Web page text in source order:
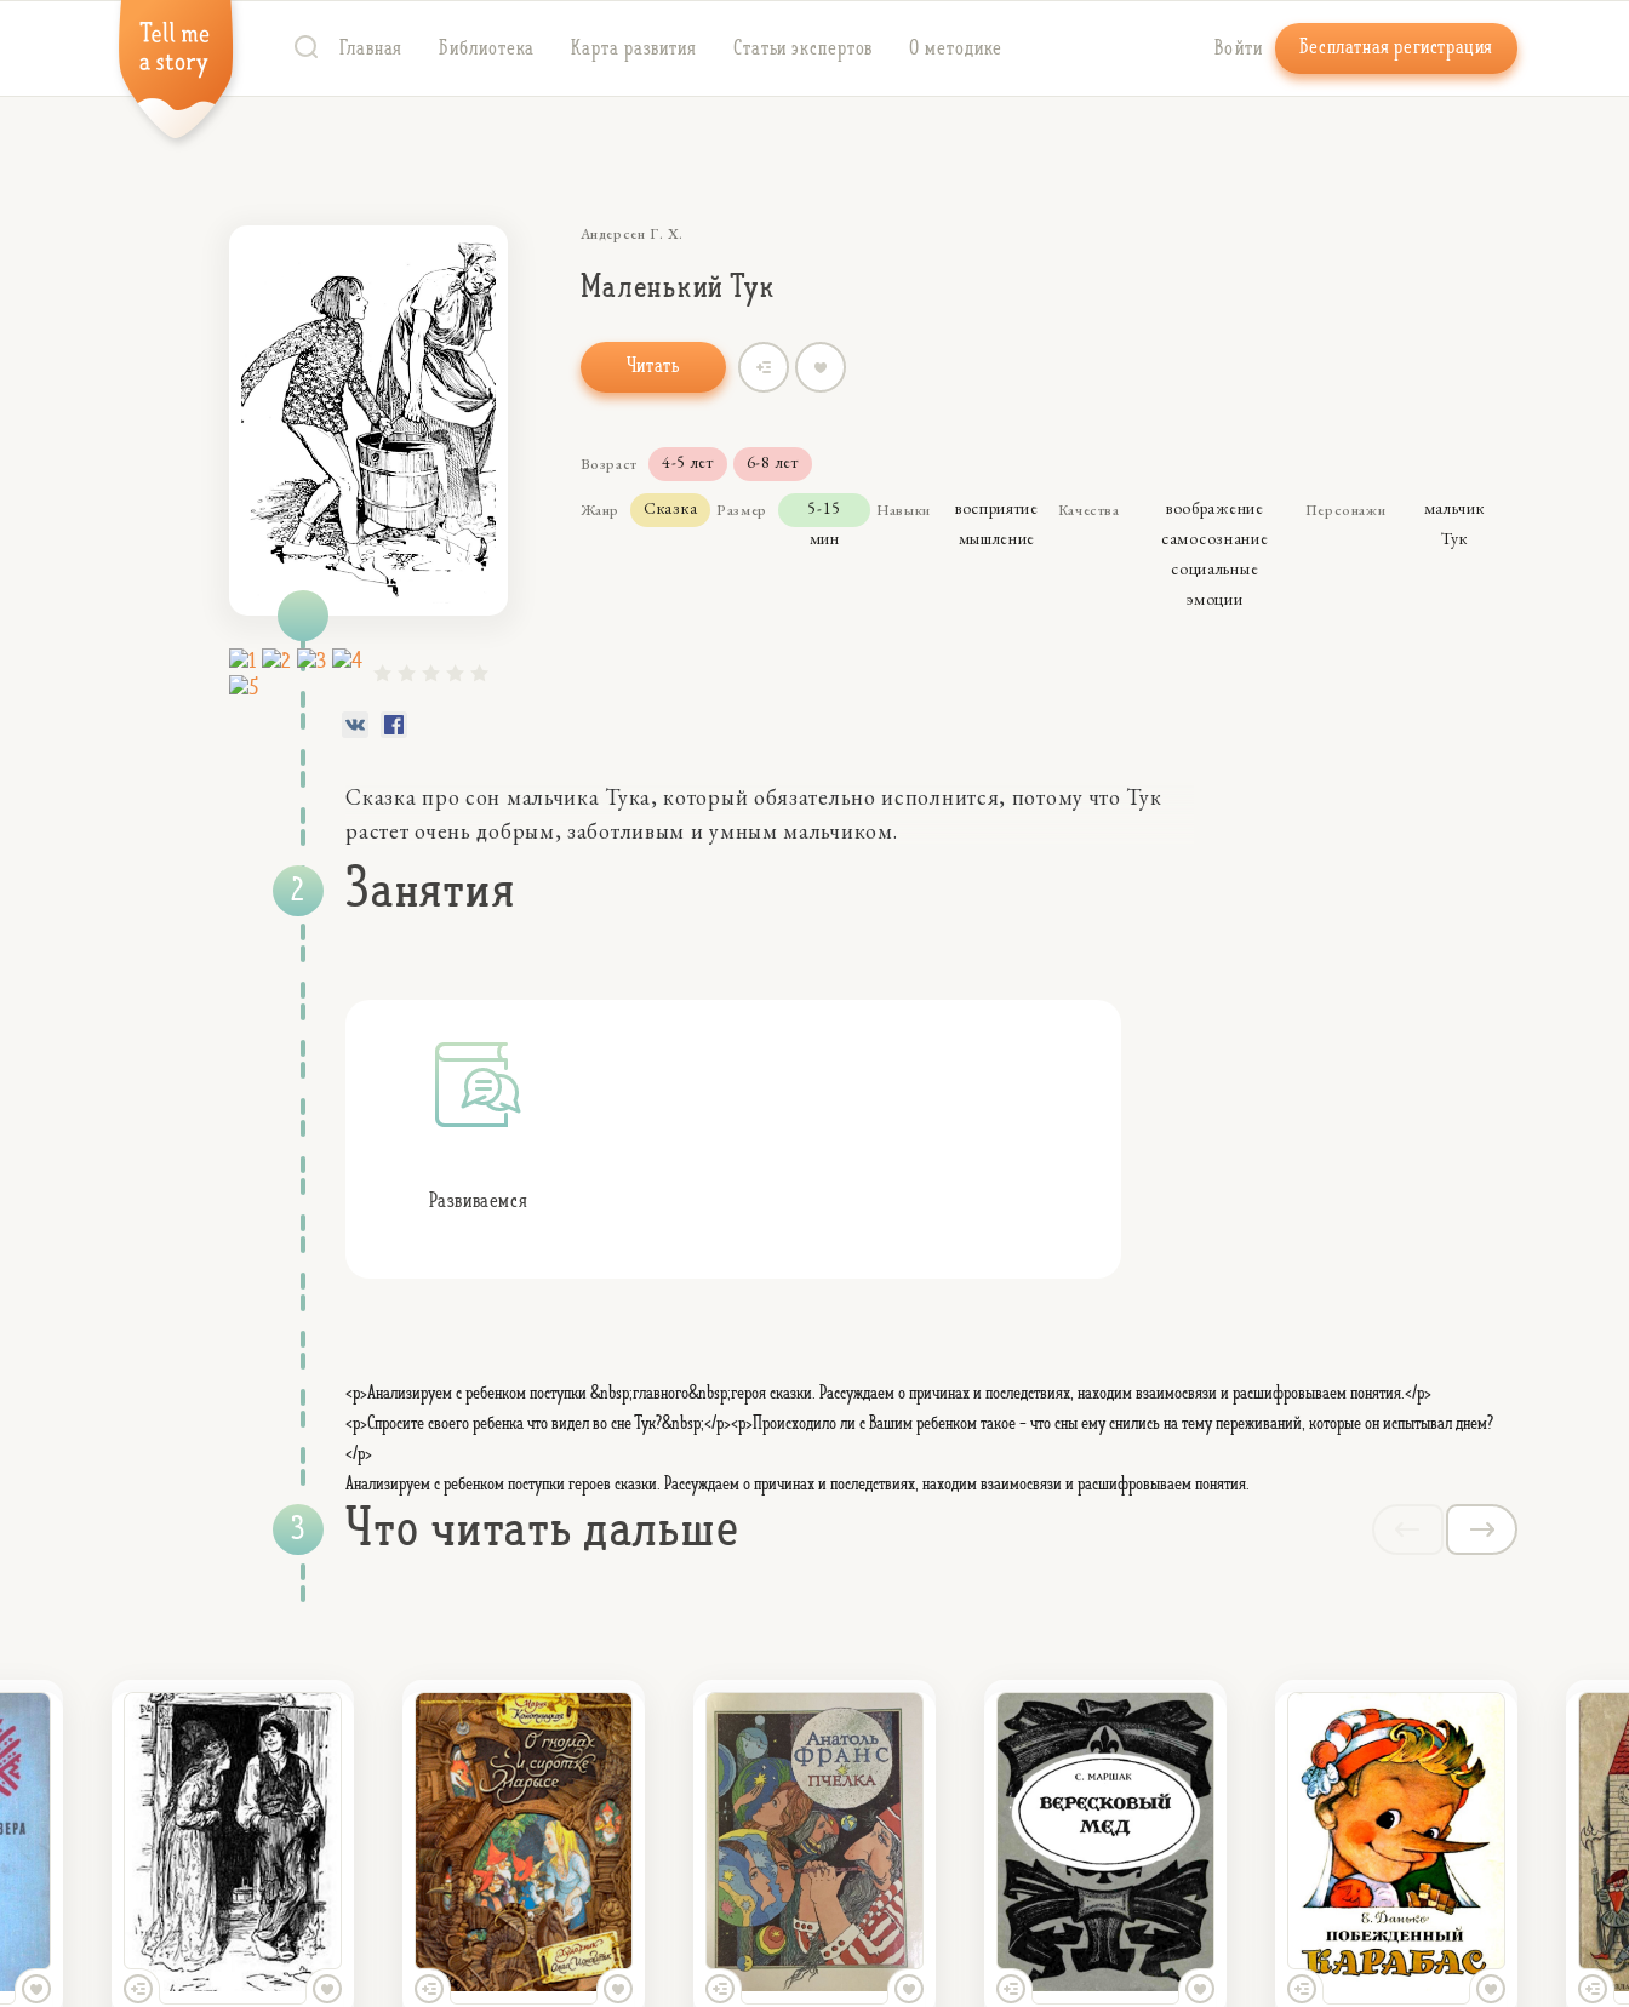
Главная Библиотека Карта развития Статьи экспертов О методике Войти Бесплатная регистрация
Андерсен Г. Х.
Маленький Тук
Читать
Возраст 4-5 лет 6-8 лет
Жанр Сказка Размер
5-15
мин
Навыки
восприятие
мышление
Качества
воображение
самосознание
социальные
эмоции
Персонажи
мальчик
Тук
Сказка про сон мальчика Тука, который обязательно исполнится, потому что Тук
растет очень добрым, заботливым и умным мальчиком.
Занятия
Развиваемся
<p>Анализируем с ребенком поступки &nbsp;главного&nbsp;героя сказки. Рассуждаем о причинах и последствиях, находим взаимосвязи и расшифровываем понятия.</p>
<p>Спросите своего ребенка что видел во сне Тук?&nbsp;</p><p>Происходило ли с Вашим ребенком такое - что сны ему снились на тему переживаний, которые он испытывал днем?
</p>
Анализируем с ребенком поступки героев сказки. Рассуждаем о причинах и последствиях, находим взаимосвязи и расшифровываем понятия.
Что читать дальше